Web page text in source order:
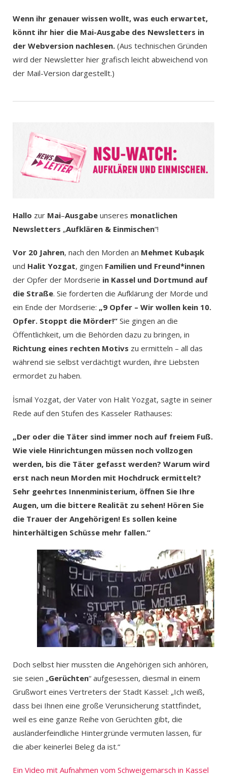
Wenn ihr genauer wissen wollt, was euch erwartet,
könnt ihr hier die Mai-Ausgabe des Newsletters in
der Webversion nachlesen. (Aus technischen Gründen
wird der Newsletter hier grafisch leicht abweichend von
der Mail-Version dargestellt.)
Hallo zur Mai–Ausgabe unseres monatlichen
Newsletters „Aufklären & Einmischen“!
Vor 20 Jahren, nach den Morden an Mehmet Kubaşık
und Halit Yozgat, gingen Familien und Freund*innen
der Opfer der Mordserie in Kassel und Dortmund auf
die Straße. Sie forderten die Aufklärung der Morde und
ein Ende der Mordserie: „9 Opfer – Wir wollen kein 10.
Opfer. Stoppt die Mörder!“ Sie gingen an die
Öffentlichkeit, um die Behörden dazu zu bringen, in
Richtung eines rechten Motivs zu ermitteln – all das
während sie selbst verdächtigt wurden, ihre Liebsten
ermordet zu haben.
İsmail Yozgat, der Vater von Halit Yozgat, sagte in seiner
Rede auf den Stufen des Kasseler Rathauses:
„Der oder die Täter sind immer noch auf freiem Fuß.
Wie viele Hinrichtungen müssen noch vollzogen
werden, bis die Täter gefasst werden? Warum wird
erst nach neun Morden mit Hochdruck ermittelt?
Sehr geehrtes Innenministerium, öffnen Sie Ihre
Augen, um die bittere Realität zu sehen! Hören Sie
die Trauer der Angehörigen! Es sollen keine
hinterhältigen Schüsse mehr fallen.“
Doch selbst hier mussten die Angehörigen sich anhören,
sie seien „Gerüchten“ aufgesessen, diesmal in einem
Grußwort eines Vertreters der Stadt Kassel: „Ich weiß,
dass bei Ihnen eine große Verunsicherung stattfindet,
weil es eine ganze Reihe von Gerüchten gibt, die
ausländerfeindliche Hintergründe vermuten lassen, für
die aber keinerlei Beleg da ist.“
Ein Video mit Aufnahmen vom Schweigemarsch in Kassel